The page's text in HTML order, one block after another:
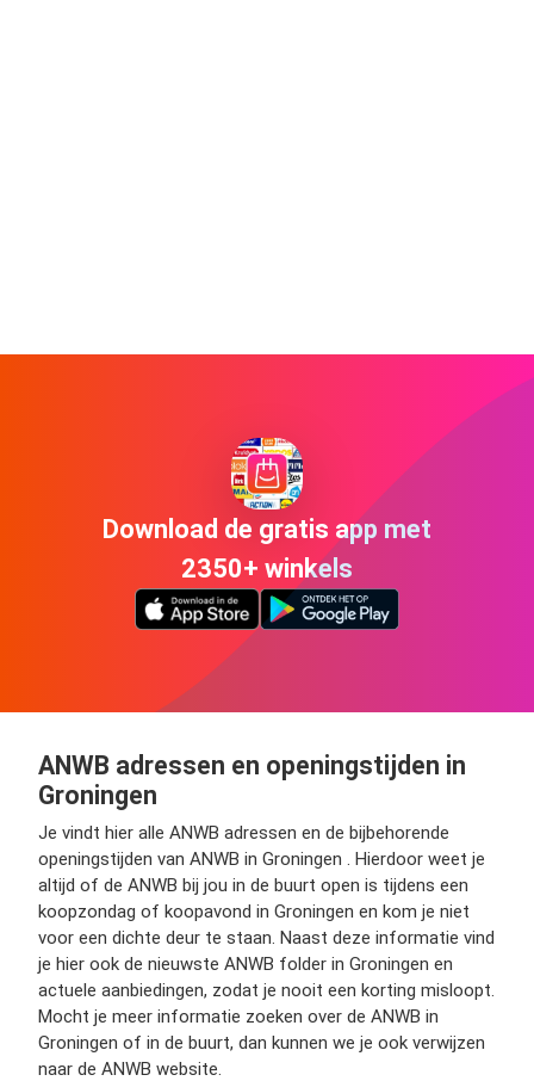
Download de gratis app met
2350+ winkels
ANWB adressen en openingstijden in
Groningen
Je vindt hier alle ANWB adressen en de bijbehorende
openingstijden van ANWB in Groningen . Hierdoor weet je
altijd of de ANWB bij jou in de buurt open is tijdens een
koopzondag of koopavond in Groningen en kom je niet
voor een dichte deur te staan. Naast deze informatie vind
je hier ook de nieuwste ANWB folder in Groningen en
actuele aanbiedingen, zodat je nooit een korting misloopt.
Mocht je meer informatie zoeken over de ANWB in
Groningen of in de buurt, dan kunnen we je ook verwijzen
naar de ANWB website.